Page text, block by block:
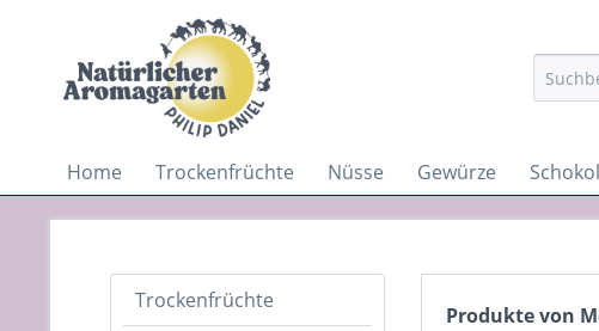
Home Trockenfrüchte Nüsse Gewürze
Trockenfrüchte
Produkte von